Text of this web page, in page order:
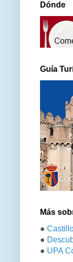
Dónde
Guía
Más
●
●
● UPA